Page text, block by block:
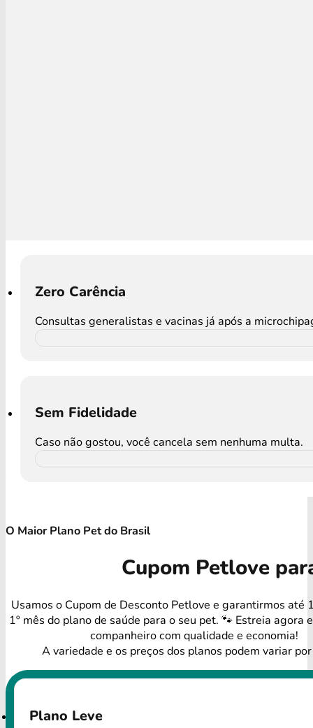
Zero Carência
Consultas generalistas e vacinas já após a
Sem Fidelidade
Caso não gostou, você cancela sem nenhuma multa.
O Maior Plano Pet do Brasil
Cupom Petlove
Usamos o Cupom de Desconto Petlove e garantirmos até
1º mês do plano de saúde para o seu pet. 🐾 Estreia agora
companheiro com qualidade e economia!
A variedade e os preços dos planos podem variar
Plano Leve